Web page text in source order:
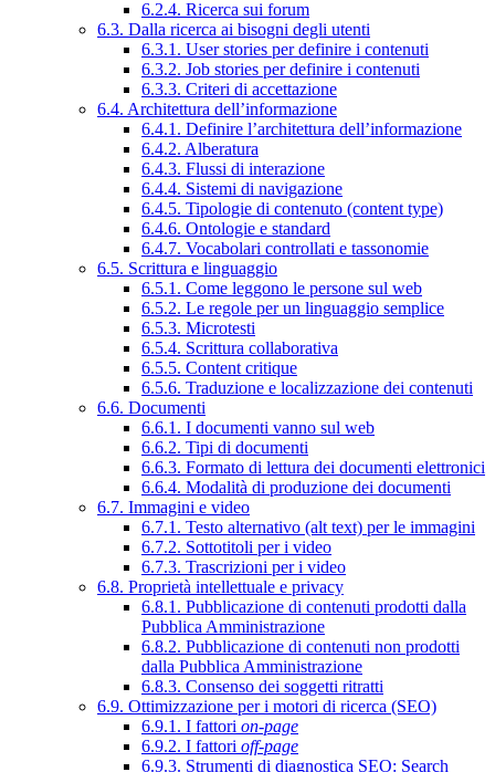
6.2.4. Ricerca sui forum
6.3. Dalla ricerca ai bisogni degli utenti
6.3.1. User stories per definire i contenuti
6.3.2. Job stories per definire i contenuti
6.3.3. Criteri di accettazione
6.4. Architettura dell’informazione
6.4.1. Definire l’architettura dell’informazione
6.4.2. Alberatura
6.4.3. Flussi di interazione
6.4.4. Sistemi di navigazione
6.4.5. Tipologie di contenuto (content type)
6.4.6. Ontologie e standard
6.4.7. Vocabolari controllati e tassonomie
6.5. Scrittura e linguaggio
6.5.1. Come leggono le persone sul web
6.5.2. Le regole per un linguaggio semplice
6.5.3. Microtesti
6.5.4. Scrittura collaborativa
6.5.5. Content critique
6.5.6. Traduzione e localizzazione dei contenuti
6.6. Documenti
6.6.1. I documenti vanno sul web
6.6.2. Tipi di documenti
6.6.3. Formato di lettura dei documenti elettronici
6.6.4. Modalità di produzione dei documenti
6.7. Immagini e video
6.7.1. Testo alternativo (alt text) per le immagini
6.7.2. Sottotitoli per i video
6.7.3. Trascrizioni per i video
6.8. Proprietà intellettuale e privacy
6.8.1. Pubblicazione di contenuti prodotti dalla
Pubblica Amministrazione
6.8.2. Pubblicazione di contenuti non prodotti
dalla Pubblica Amministrazione
6.8.3. Consenso dei soggetti ritratti
6.9. Ottimizzazione per i motori di ricerca (SEO)
6.9.1. I fattori on-page
6.9.2. I fattori off-page
6.9.3. Strumenti di diagnostica SEO: Search